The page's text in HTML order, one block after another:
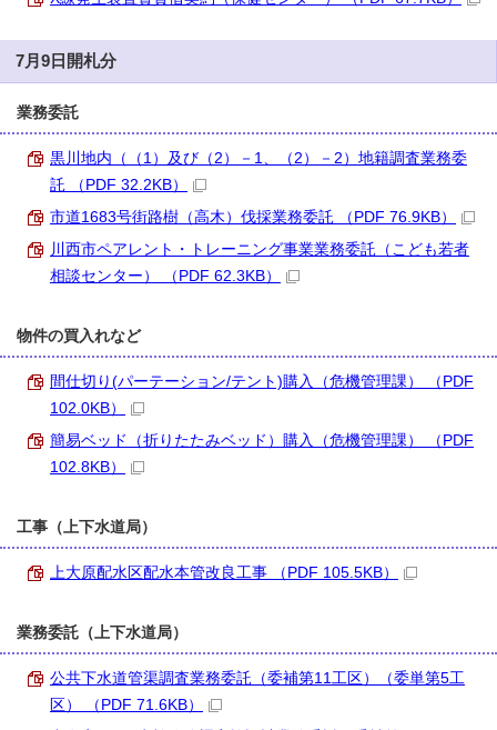
7月9日開札分
業務委託
黒川地内（（1）及び（2）－1、（2）－2）地籍調査業務委
託 （PDF 32.2KB）
市道1683号街路樹（高木）伐採業務委託 （PDF 76.9KB）
川西市ペアレント・トレーニング事業業務委託（こども若者
相談センター） （PDF 62.3KB）
物件の買入れなど
間仕切り(パーテーション/テント)購入（危機管理課） （PDF
102.0KB）
簡易ベッド（折りたたみベッド）購入（危機管理課） （PDF
102.8KB）
工事（上下水道局）
上大原配水区配水本管改良工事 （PDF 105.5KB）
業務委託（上下水道局）
公共下水道管渠調査業務委託（委補第11工区）（委単第5工
区） （PDF 71.6KB）